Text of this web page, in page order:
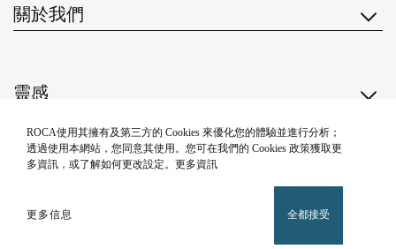
ROCA使用其擁有及第三方的 Cookies 來優化您的體驗並進行分析；
透過使用本網站，您同意其使用。您可在我們的 Cookies 政策獲取更
多資訊，或了解如何更改設定。更多資訊
更多信息 全都接受
關於我們
靈感
關注我們